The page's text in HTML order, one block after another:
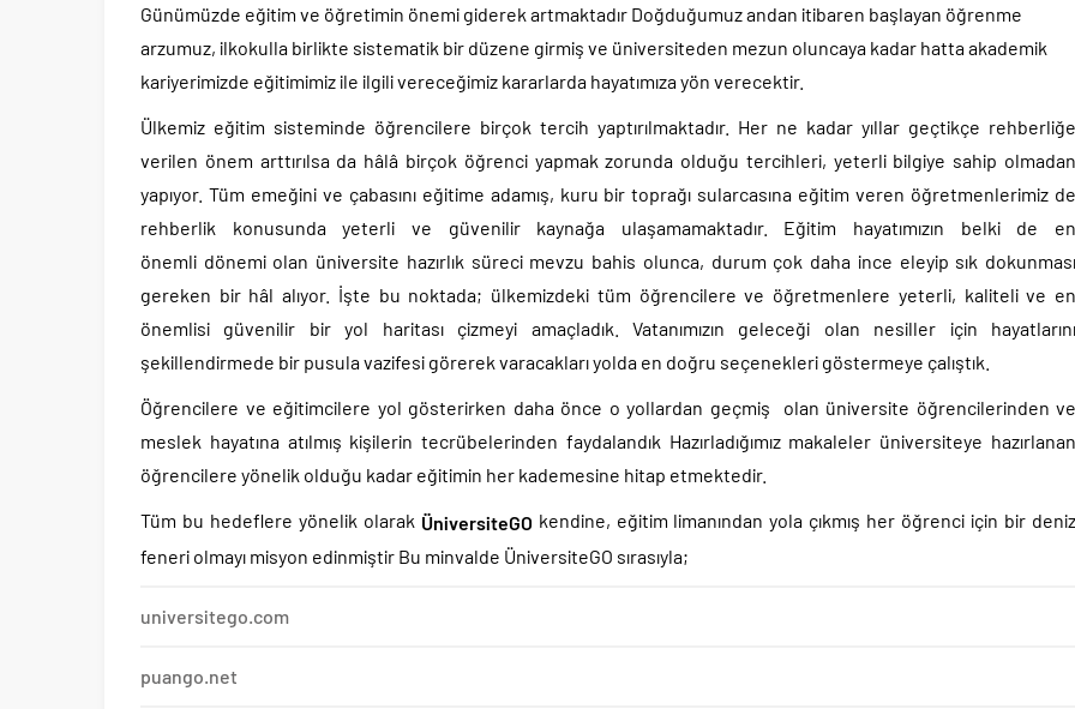
Günümüzde eğitim ve öğretimin önemi giderek artmaktadır Doğduğumuz andan itibaren başlayan öğrenme
arzumuz, ilkokulla birlikte sistematik bir düzene girmiş ve üniversiteden mezun oluncaya kadar hatta akademik
kariyerimizde eğitimimiz ile ilgili vereceğimiz kararlarda hayatımıza yön verecektir.
Ülkemiz eğitim sisteminde öğrencilere birçok tercih yaptırılmaktadır. Her ne kadar yıllar geçtikçe rehberliğe
verilen önem arttırılsa da hâlâ birçok öğrenci yapmak zorunda olduğu tercihleri, yeterli bilgiye sahip olmadan
yapıyor. Tüm emeğini ve çabasını eğitime adamış, kuru bir toprağı sularcasına eğitim veren öğretmenlerimiz de
rehberlik konusunda yeterli ve güvenilir kaynağa ulaşamamaktadır. Eğitim hayatımızın belki de en
önemli dönemi olan üniversite hazırlık süreci mevzu bahis olunca, durum çok daha ince eleyip sık dokunması
gereken bir hâl alıyor. İşte bu noktada; ülkemizdeki tüm öğrencilere ve öğretmenlere yeterli, kaliteli ve en
önemlisi güvenilir bir yol haritası çizmeyi amaçladık. Vatanımızın geleceği olan nesiller için hayatlarını
şekillendirmede bir pusula vazifesi görerek varacakları yolda en doğru seçenekleri göstermeye çalıştık.
Öğrencilere ve eğitimcilere yol gösterirken daha önce o yollardan geçmiş olan üniversite öğrencilerinden ve
meslek hayatına atılmış kişilerin tecrübelerinden faydalandık Hazırladığımız makaleler üniversiteye hazırlanan
öğrencilere yönelik olduğu kadar eğitimin her kademesine hitap etmektedir.
Tüm bu hedeflere yönelik olarakÜniversiteGO kendine, eğitim limanından yola çıkmış her öğrenci için bir
feneri olmayı misyon edinmiştir Bu minvalde ÜniversiteGO sırasıyla;
universitego.com
puango.net